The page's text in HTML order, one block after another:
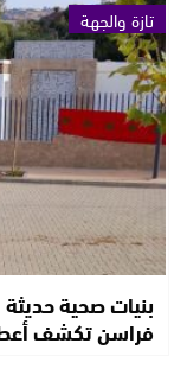
تازة والجهة
بنيات صحية
فراسن تكشف